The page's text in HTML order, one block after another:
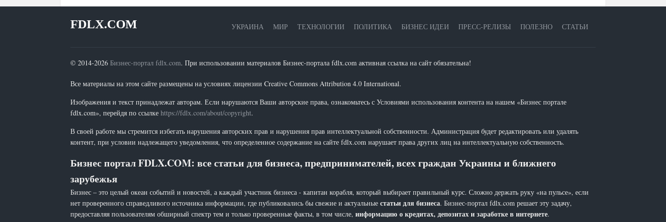
УКРАИНА МИР ТЕХНОЛОГИИ ПОЛИТИКА БИЗНЕС ИДЕИ ПРЕСС-РЕЛИЗЫ ПОЛЕЗНО СТАТЬИ
FDLX.COM
© 2014-2026 Бизнес-портал fdlx.com. При использовании материалов Бизнес-портала fdlx.com активная ссылка на сайт обязательна!
Все материалы на этом сайте размещены на условиях лицензии Creative Commons Attribution 4.0 International.
Изображения и текст принадлежат авторам. Если нарушаются Ваши авторские права, ознакомьтесь с Условиями использования контента на нашем «Бизнес портале
fdlx.com», перейдя по ссылке https://fdlx.com/about/copyright.
В своей работе мы стремится избегать нарушения авторских прав и нарушения прав интеллектуальной собственности. Администрация будет редактировать или удалять
контент, при условии надлежащего уведомления, что определенное содержание на сайте fdlx.com нарушает права других лиц на интеллектуальную собственность.
Бизнес портал FDLX.COM: все статьи для бизнеса, предпринимателей, всех граждан Украины и ближнего
зарубежья
Бизнес – это целый океан событий и новостей, а каждый участник бизнеса - капитан корабля, который выбирает правильный курс. Сложно держать руку «на пульсе», если
нет проверенного справедливого источника информации, где публиковались бы свежие и актуальные статьи для бизнеса. Бизнес-портал fdlx.com решает эту задачу,
предоставляя пользователям обширный спектр тем и только проверенные факты, в том числе, информацию о кредитах, депозитах и заработке в интернете.